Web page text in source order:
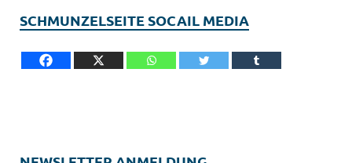
SCHMUNZELSEITE SOCAIL MEDIA